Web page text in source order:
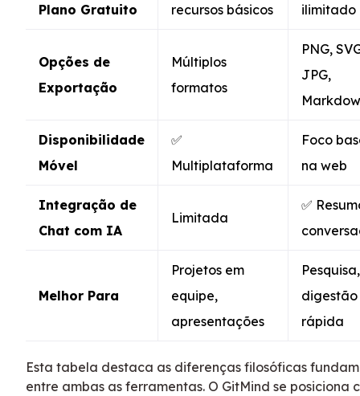
Plano Gratuito
recursos básicos
ilimitado
Opções de
Exportação
Múltiplos
formatos
PNG,
JPG,
Disponibilidade
Móvel
✅
Multiplataforma
Foco
na web
Integração de
Chat com IA
Limitada
✅
Melhor Para
Projetos em
equipe,
apresentações
Pesquisa,
digestão
rápida
Esta tabela destaca as diferenças filosóficas
entre ambas as ferramentas. O GitMind se posiciona